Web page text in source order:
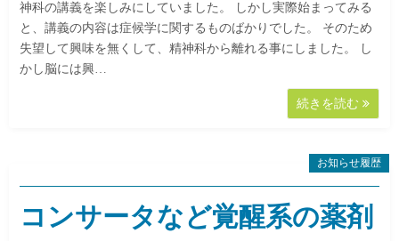
神科の講義を楽しみにしていました。 しかし実際始まってみる
と、講義の内容は症候学に関するものばかりでした。 そのため
失望して興味を無くして、精神科から離れる事にしました。 し
かし脳には興…
続きを読む
コンサータなど覚醒系の薬剤
お知らせ履歴